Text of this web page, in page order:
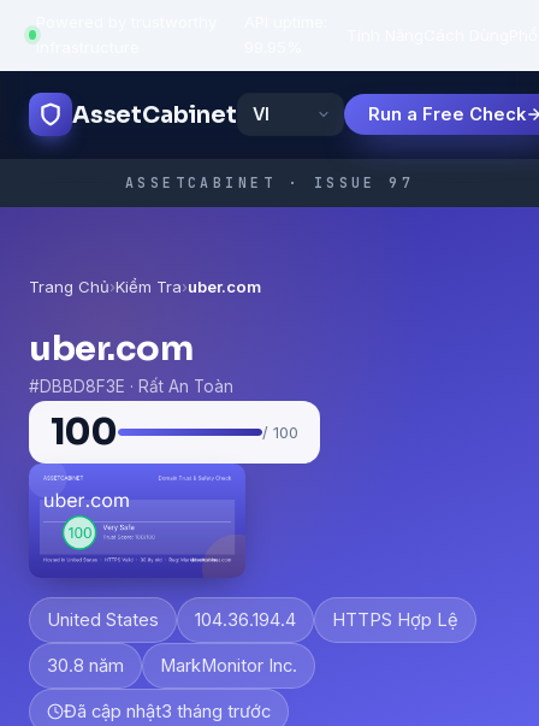
infrastructure
AssetCabinet Run a Free Check
ASSETCABINET · ISSUE 97
Trang Chủ›Kiểm Tra›uber.com
uber.com
#DBBD8F3E · Rất An Toàn
100 / 100
United States 104.36.194.4 HTTPS Hợp Lệ
30.8 năm MarkMonitor Inc.
Đã cập nhật3 tháng trước